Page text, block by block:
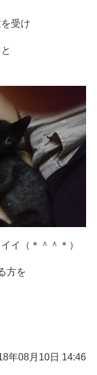
受け
イ（＊＾＾＊）
方を
年08月10日 14:46